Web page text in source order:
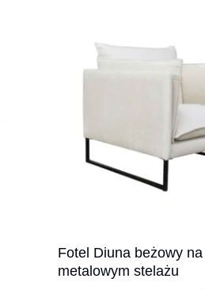
Fotel Diuna beżowy na
metalowym stelażu